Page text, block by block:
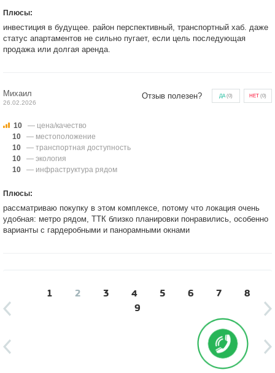
Плюсы:
инвестиция в будущее. район перспективный, транспортный хаб. даже
статус апартаментов не сильно пугает, если цель последующая
продажа или долгая аренда.
Михаил
26.02.2026
Отзыв полезен? ДА(0) НЕТ (0)
10
— цена/качество
10
— местоположение
10
— транспортная доступность
10
— экология
10
— инфраструктура рядом
Плюсы:
рассматриваю покупку в этом комплексе, потому что локация очень
удобная: метро рядом, ТТК близко планировки понравились, особенно
варианты с гардеробными и панорамными окнами
1 2 3 4 5 6 7
8
9